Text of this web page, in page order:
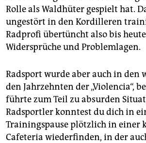
Rolle als Waldhüter gespielt hat.
ungestört in den Kordilleren
Radprofi übertüncht also bis
Widersprüche und Problemlagen.
Radsport wurde aber auch in den
den Jahrzehnten der „Violencia“,
führte zum Teil zu absurden
Radsportler konntest du dich in
Trainingspause plötzlich in einer
Cafeteria wiederfinden, in der